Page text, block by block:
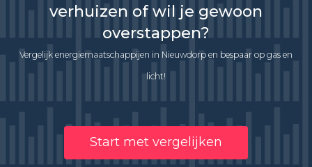
verhuizen of wil je gewoon
overstappen?
Vergelijk energiemaatschappijen in Nieuwdorp en bespaar op gas en
licht!
Start met vergelijken